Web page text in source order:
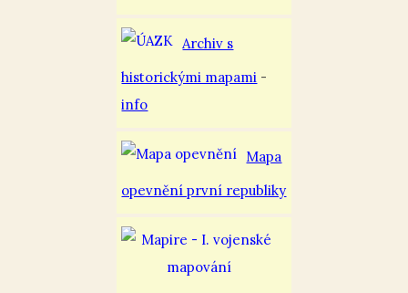
Archiv s
historickými mapami -
info
Mapa
opevnění první republiky